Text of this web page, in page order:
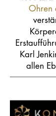
Ohren
Karl
allen